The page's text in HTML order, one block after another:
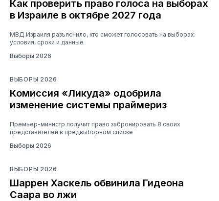
Как проверить право голоса на выборах
в Израиле в октябре 2027 года
МВД Израиля разъяснило, кто сможет голосовать на выборах:
условия, сроки и данные
Выборы 2026
ВЫБОРЫ 2026
Комиссия «Ликуда» одобрила
изменение системы праймериз
Премьер-министр получит право забронировать 8 своих
представителей в предвыборном списке
Выборы 2026
ВЫБОРЫ 2026
Шаррен Хаскель обвинила Гидеона
Саара во лжи